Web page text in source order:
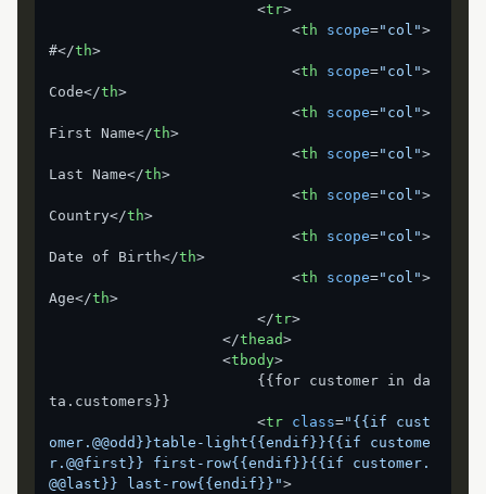
<tr>
<th scope="col">
#</th>
<th scope="col">
Code</th>
<th scope="col">
First Name</th>
<th scope="col">
Last Name</th>
<th scope="col">
Country</th>
<th scope="col">
Date of Birth</th>
<th scope="col">
Age</th>
</tr>
</thead>
<tbody>
ta.customers}}
<tr class="{{if cust
omer.@@odd}}table-light{{endif}}{{if custome
r.@@first}} first-row{{endif}}{{if customer.
@@last}} last-row{{endif}}">